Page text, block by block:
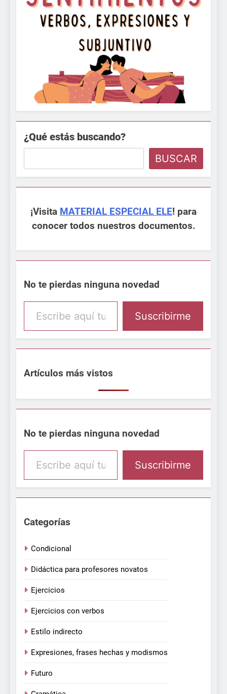
¿Qué estás buscando?
BUSCAR
¡Visita MATERIAL ESPECIAL ELE! para
conocer todos nuestros documentos.
No te pierdas ninguna novedad
Escribe aquí tu email
Suscribirme
Artículos más vistos
No te pierdas ninguna novedad
Escribe aquí tu email
Suscribirme
Categorías
Condicional
Didáctica para profesores novatos
Ejercicios
Ejercicios con verbos
Estilo indirecto
Expresiones, frases hechas y modismos
Futuro